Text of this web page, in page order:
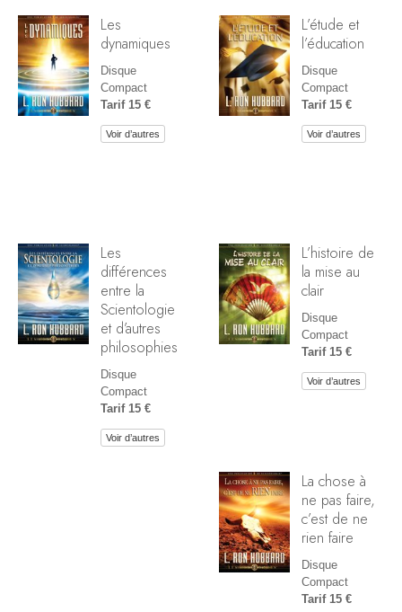
Les
dynamiques
Disque
Compact
Tarif 15 €
Voir d’autres
L’étude et
l’éducation
Disque
Compact
Tarif 15 €
Voir d’autres
Les
différences
entre la
Scientologie
et d’autres
philosophies
Disque
Compact
Tarif 15 €
Voir d’autres
L’histoire de
la mise au
clair
Disque
Compact
Tarif 15 €
Voir d’autres
La chose à
ne pas faire,
c’est de ne
rien faire
Disque
Compact
Tarif 15 €